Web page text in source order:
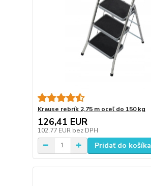
Krause rebrík 2,75 m oceľ do 150 kg
126,41 EUR
102,77 EUR bez DPH
Pridať do košíka